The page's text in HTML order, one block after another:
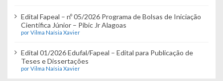
Edital Fapeal – nº 05/2026 Programa de Bolsas de Iniciação
Científica Júnior – Pibic Jr Alagoas
por Vilma Naísia Xavier
Edital 01/2026 Edufal/Fapeal – Edital para Publicação de
Teses e Dissertações
por Vilma Naísia Xavier